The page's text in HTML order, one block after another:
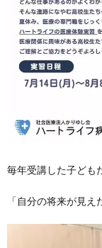
毎年受講した子ども
「自分の将来が見え